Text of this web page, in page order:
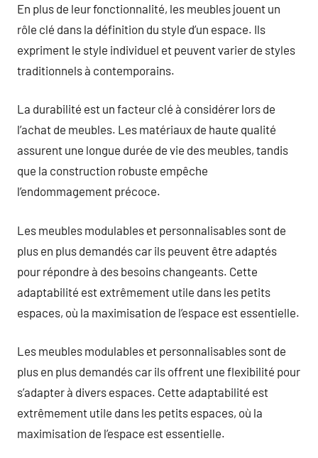
En plus de leur fonctionnalité, les meubles jouent un
rôle clé dans la définition du style d’un espace. Ils
expriment le style individuel et peuvent varier de styles
traditionnels à contemporains.
La durabilité est un facteur clé à considérer lors de
l’achat de meubles. Les matériaux de haute qualité
assurent une longue durée de vie des meubles, tandis
que la construction robuste empêche
l’endommagement précoce.
Les meubles modulables et personnalisables sont de
plus en plus demandés car ils peuvent être adaptés
pour répondre à des besoins changeants. Cette
adaptabilité est extrêmement utile dans les petits
espaces, où la maximisation de l’espace est essentielle.
Les meubles modulables et personnalisables sont de
plus en plus demandés car ils offrent une flexibilité pour
s’adapter à divers espaces. Cette adaptabilité est
extrêmement utile dans les petits espaces, où la
maximisation de l’espace est essentielle.